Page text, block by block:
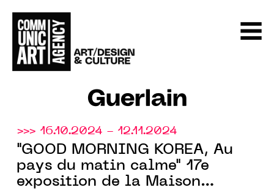
Guerlain
>>> 16.10.2024 - 12.11.2024
"GOOD MORNING KOREA, Au
pays du matin calme" 17e
exposition de la Maison